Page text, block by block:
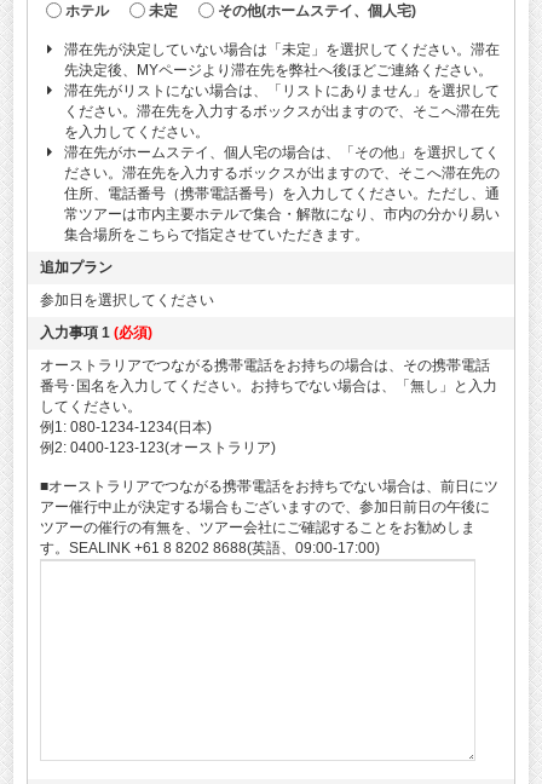
ホテル 未定 その他(ホームステイ、個人宅)
滞在先が決定していない場合は「未定」を選択してください。滞在
先決定後、MYページより滞在先を弊社へ後ほどご連絡ください。
滞在先がリストにない場合は、「リストにありません」を選択して
ください。滞在先を入力するボックスが出ますので、そこへ滞在先
を入力してください。
滞在先がホームステイ、個人宅の場合は、「その他」を選択してく
ださい。滞在先を入力するボックスが出ますので、そこへ滞在先の
住所、電話番号（携帯電話番号）を入力してください。ただし、通
常ツアーは市内主要ホテルで集合・解散になり、市内の分かり易い
集合場所をこちらで指定させていただきます。
追加プラン
参加日を選択してください
入力事項 1 (必須)
オーストラリアでつながる携帯電話をお持ちの場合は、その携帯電話
番号･国名を入力してください。お持ちでない場合は、「無し」と入力
してください。
例1: 080-1234-1234(日本)
例2: 0400-123-123(オーストラリア)
■オーストラリアでつながる携帯電話をお持ちでない場合は、前日にツ
アー催行中止が決定する場合もございますので、参加日前日の午後に
ツアーの催行の有無を、ツアー会社にご確認することをお勧めしま
す。SEALINK +61 8 8202 8688(英語、09:00-17:00)